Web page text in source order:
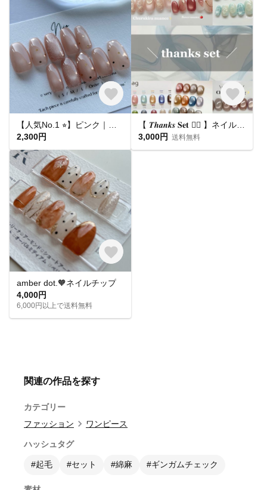
2,300円
3,000円 送料無料
amber dot.🧡ネイルチップ
4,000円
6,000円以上で送料無料
関連の作品を探す
カテゴリー
ファッション
ワンピース
ハッシュタグ
#起毛 #セット #綿麻 #ギンガムチェック